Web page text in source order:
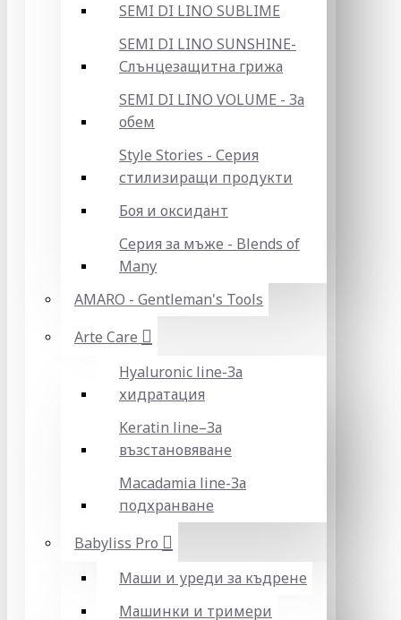
SEMI DI LINO SUBLIME
SEMI DI LINO SUNSHINE-
Слънцезащитна грижа
SEMI DI LINO VOLUME - За
обем
Style Stories - Серия
стилизиращи продукти
Боя и оксидант
Серия за мъже - Blends of
Many
AMARO - Gentleman's Tools
Arte Care
Hyaluronic line-За
хидратация
Keratin line–За
възстановяване
Macadamia line-За
подхранване
Babyliss Pro
Маши и уреди за къдрене
Машинки и тримери